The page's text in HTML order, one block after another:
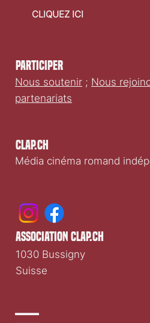
Clap.ch
Média cinéma romand
Participer
Nous soutenir ; Nous
partenariats
CLIQUEZ ICI
association clap.ch
1030 Bussigny
Suisse